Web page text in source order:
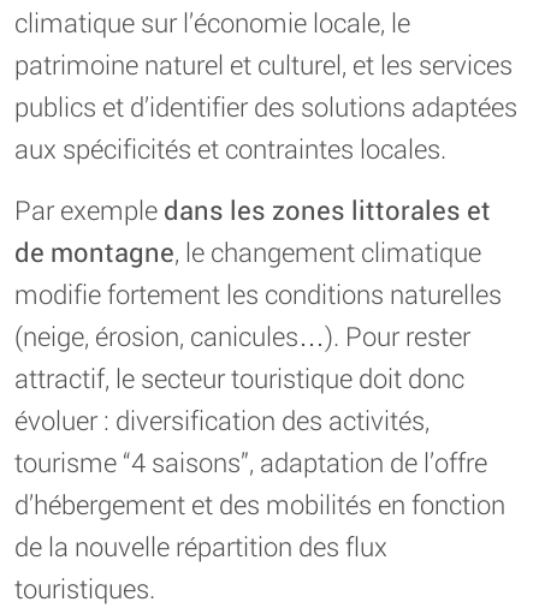
climatique sur l’économie locale, le
patrimoine naturel et culturel, et les services
publics et d’identifier des solutions adaptées
aux spécificités et contraintes locales.
Par exemple dans les zones littorales et
de montagne, le changement climatique
modifie fortement les conditions naturelles
(neige, érosion, canicules…). Pour rester
attractif, le secteur touristique doit donc
évoluer : diversification des activités,
tourisme “4 saisons”, adaptation de l’offre
d’hébergement et des mobilités en fonction
de la nouvelle répartition des flux
touristiques.